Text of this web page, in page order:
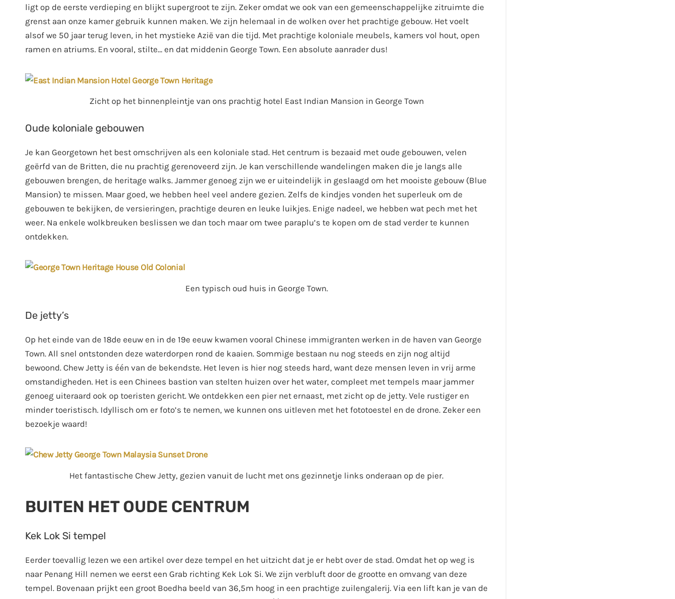
ligt op de eerste verdieping en blijkt supergroot te zijn. Zeker omdat we ook van een gemeenschappelijke zitruimte die
grenst aan onze kamer gebruik kunnen maken. We zijn helemaal in de wolken over het prachtige gebouw. Het voelt
alsof we 50 jaar terug leven, in het mystieke Azië van die tijd. Met prachtige koloniale meubels, kamers vol hout, open
ramen en atriums. En vooral, stilte… en dat middenin George Town. Een absolute aanrader dus!
Zicht op het binnenpleintje van ons prachtig hotel East Indian Mansion in George Town
Oude koloniale gebouwen
Je kan Georgetown het best omschrijven als een koloniale stad. Het centrum is bezaaid met oude gebouwen, velen
geërfd van de Britten, die nu prachtig gerenoveerd zijn. Je kan verschillende wandelingen maken die je langs alle
gebouwen brengen, de heritage walks. Jammer genoeg zijn we er uiteindelijk in geslaagd om het mooiste gebouw (Blue
Mansion) te missen. Maar goed, we hebben heel veel andere gezien. Zelfs de kindjes vonden het superleuk om de
gebouwen te bekijken, de versieringen, prachtige deuren en leuke luikjes. Enige nadeel, we hebben wat pech met het
weer. Na enkele wolkbreuken beslissen we dan toch maar om twee paraplu’s te kopen om de stad verder te kunnen
ontdekken.
Een typisch oud huis in George Town.
De jetty’s
Op het einde van de 18de eeuw en in de 19e eeuw kwamen vooral Chinese immigranten werken in de haven van George
Town. All snel ontstonden deze waterdorpen rond de kaaien. Sommige bestaan nu nog steeds en zijn nog altijd
bewoond. Chew Jetty is één van de bekendste. Het leven is hier nog steeds hard, want deze mensen leven in vrij arme
omstandigheden. Het is een Chinees bastion van stelten huizen over het water, compleet met tempels maar jammer
genoeg uiteraard ook op toeristen gericht. We ontdekken een pier net ernaast, met zicht op de jetty. Vele rustiger en
minder toeristisch. Idyllisch om er foto’s te nemen, we kunnen ons uitleven met het fototoestel en de drone. Zeker een
bezoekje waard!
Het fantastische Chew Jetty, gezien vanuit de lucht met ons gezinnetje links onderaan op de pier.
BUITEN HET OUDE CENTRUM
Kek Lok Si tempel
Eerder toevallig lezen we een artikel over deze tempel en het uitzicht dat je er hebt over de stad. Omdat het op weg is
naar Penang Hill nemen we eerst een Grab richting Kek Lok Si. We zijn verbluft door de grootte en omvang van deze
tempel. Bovenaan prijkt een groot Boedha beeld van 36,5m hoog in een prachtige zuilengalerij. Via een lift kan je van de